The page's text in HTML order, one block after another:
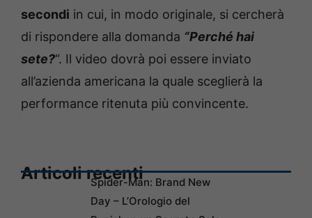
secondi in cui, in modo originale, si cercherà
di rispondere alla domanda “Perché hai
sete?“. Il video dovrà poi essere inviato
all’azienda americana la quale sceglierà la
performance ritenuta più convincente.
Articoli recentiSpider-Man: Brand New
Day – L’Orologio del